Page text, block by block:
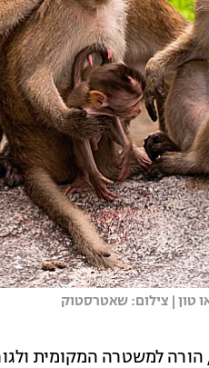
טון | צילום: שאטרסטוק
הורה למשטרה המקומית